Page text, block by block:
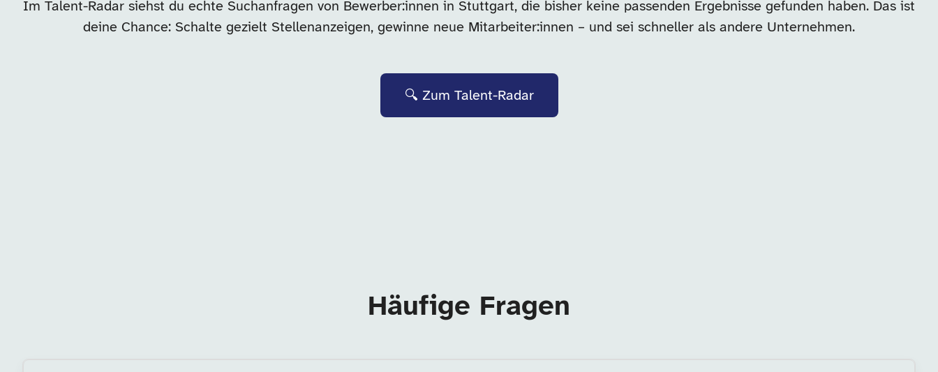
Im Talent-Radar siehst du echte Suchanfragen von Bewerber:innen in Stuttgart, die bisher keine passenden Ergebnisse gefunden haben. Das ist
deine Chance: Schalte gezielt Stellenanzeigen, gewinne neue Mitarbeiter:innen – und sei schneller als andere Unternehmen.
🔍 Zum Talent-Radar
Häufige Fragen